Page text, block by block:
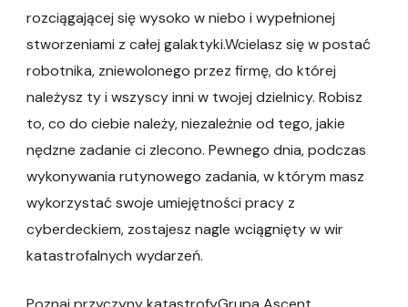
rozciągającej się wysoko w niebo i wypełnionej
stworzeniami z całej galaktyki.Wcielasz się w postać
robotnika, zniewolonego przez firmę, do której
należysz ty i wszyscy inni w twojej dzielnicy. Robisz
to, co do ciebie należy, niezależnie od tego, jakie
nędzne zadanie ci zlecono. Pewnego dnia, podczas
wykonywania rutynowego zadania, w którym masz
wykorzystać swoje umiejętności pracy z
cyberdeckiem, zostajesz nagle wciągnięty w wir
katastrofalnych wydarzeń.